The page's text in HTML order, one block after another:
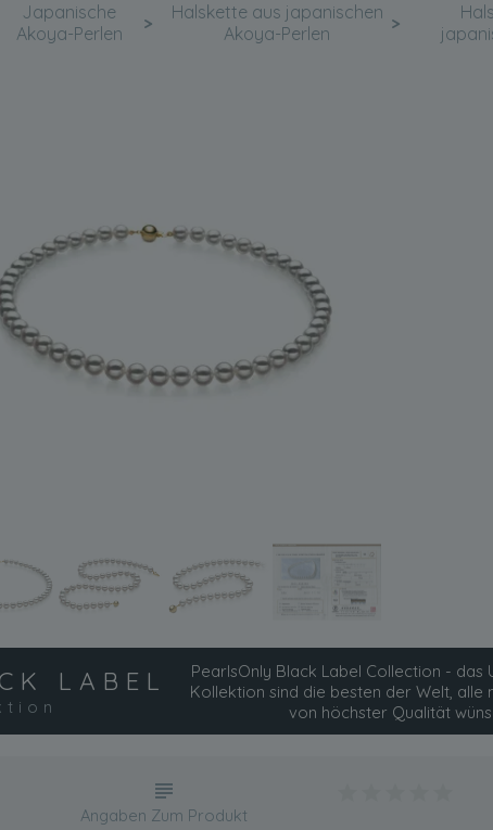
Japanische
Akoya-Perlen
>
Halskette aus japanischen
Akoya-Perlen
>
LABEL
PearlsOnly Black Label Collection - das
Kollektion sind die besten der Welt, alle
von höchster Qualität
Angaben Zum Produkt